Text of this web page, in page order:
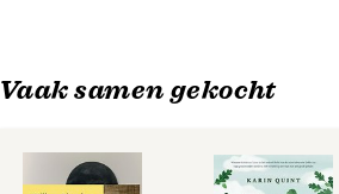
Vaak samen gekocht